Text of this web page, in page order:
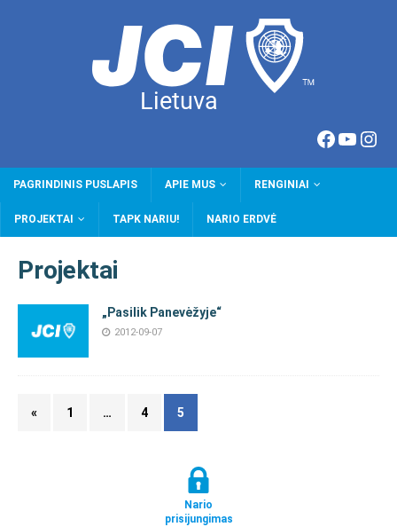
PAGRINDINIS PUSLAPIS APIE MUS RENGINIAI
PROJEKTAI TAPK NARIU! NARIO ERDVĖ
Projektai
„Pasilik Panevėžyje“
2012-09-07
« 1 … 4 5
Nario
prisijungimas